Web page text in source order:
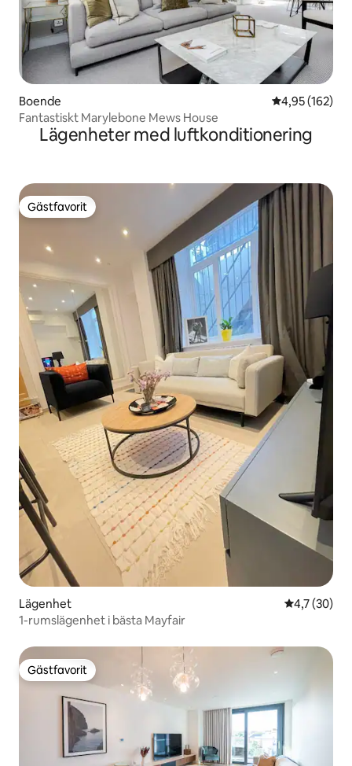
Boende 4,95 av 5 i
4,95 (162)
Fantastiskt Marylebone Mews House
Lägenheter med luftkonditionering
Gästfavorit
Gästfavorit
Lägenhet 4,7 av 5 i
4,7 (30)
1-rumslägenhet i bästa Mayfair
Gästfavorit
Gästfavorit